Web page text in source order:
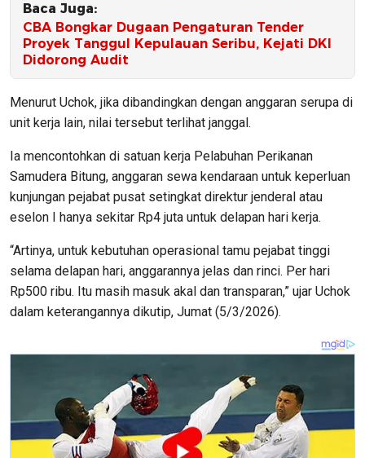
Baca Juga:
CBA Bongkar Dugaan Pengaturan Tender
Proyek Tanggul Kepulauan Seribu, Kejati DKI
Didorong Audit
Menurut Uchok, jika dibandingkan dengan anggaran serupa di
unit kerja lain, nilai tersebut terlihat janggal.
Ia mencontohkan di satuan kerja Pelabuhan Perikanan
Samudera Bitung, anggaran sewa kendaraan untuk keperluan
kunjungan pejabat pusat setingkat direktur jenderal atau
eselon I hanya sekitar Rp4 juta untuk delapan hari kerja.
“Artinya, untuk kebutuhan operasional tamu pejabat tinggi
selama delapan hari, anggarannya jelas dan rinci. Per hari
Rp500 ribu. Itu masih masuk akal dan transparan,” ujar Uchok
dalam keterangannya dikutip, Jumat (5/3/2026).